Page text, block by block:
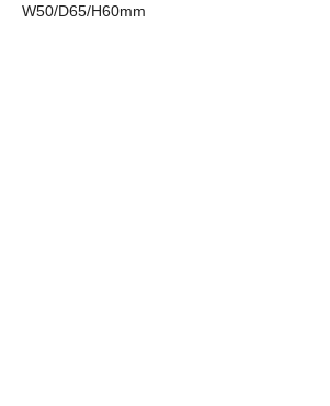
W50/D65/H60mm